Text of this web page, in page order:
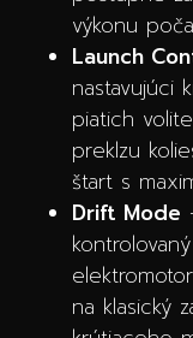
výkonu
Launch
nastavujúci
piatich
preklzu
štart s
Drift Mode
na klasický